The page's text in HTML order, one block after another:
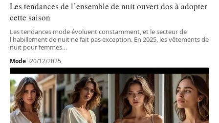
Les tendances de l’ensemble de nuit ouvert dos à adopter
cette saison
Les tendances mode évoluent constamment, et le secteur de
l'habillement de nuit ne fait pas exception. En 2025, les vêtements de
nuit pour femmes…
Mode 20/12/2025